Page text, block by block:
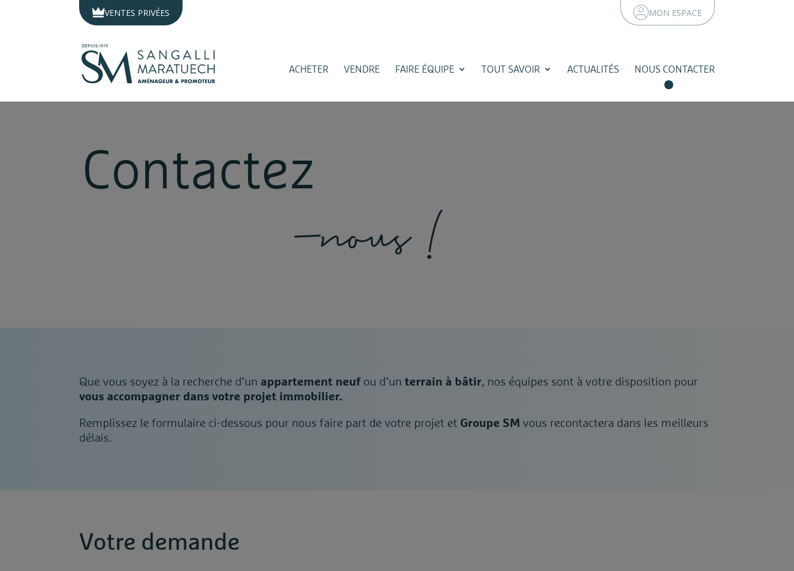
Panneau de gestion des cookiesVENTES PRIVÉES MON ESPACE
ACHETER VENDRE FAIRE ÉQUIPE TOUT SAVOIR ACTUALITÉS NOUS CONTACTER
Contactez
-nous!
Que vous soyez à la recherche d’un appartement neufou d’unterrain à bâtir, nos équipes sont à votre disposition pour
vous accompagner dans votre projet immobilier.
Remplissez le formulaire ci-dessous pour nous faire part de votre projet et Groupe SM vous recontactera dans les meilleurs
délais.
Votre demande